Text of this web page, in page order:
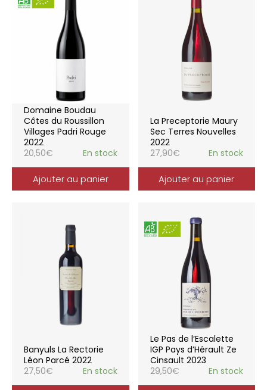
Domaine Boudau
Côtes du Roussillon
Villages Padri Rouge
2022
20,50€ En stock
Ajouter au panier
La Preceptorie Maury
Sec Terres Nouvelles
2022
27,90€ En stock
Ajouter au panier
Banyuls La Rectorie
Léon Parcé 2022
27,50€ En stock
Le Pas de l’Escalette
IGP Pays d’Hérault Ze
Cinsault 2023
29,50€ En stock